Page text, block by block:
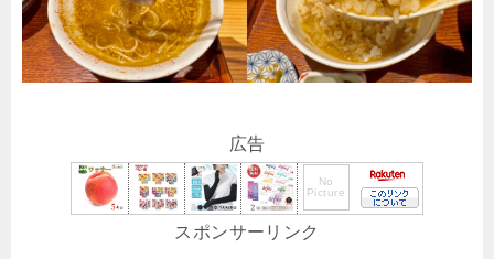
広告
スポンサーリンク